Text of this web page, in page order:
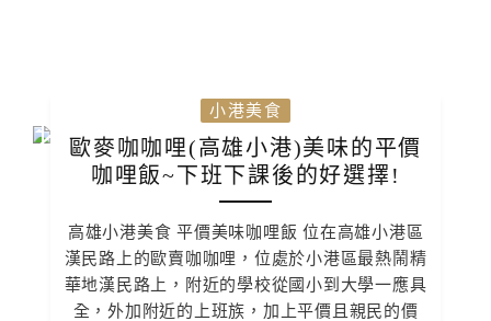
小港美食
歐麥咖咖哩(高雄小港)美味的平價
咖哩飯~下班下課後的好選擇!
高雄小港美食 平價美味咖哩飯 位在高雄小港區
漢民路上的歐賣咖咖哩，位處於小港區最熱鬧精
華地漢民路上，附近的學校從國小到大學一應具
全，外加附近的上班族，加上平價且親民的價